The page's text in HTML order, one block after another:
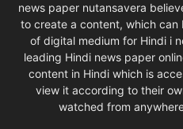
news paper nutansavera
to create a content, which
of digital medium for Hindi i
leading Hindi news paper
content in Hindi which is
view it according to their
watched from